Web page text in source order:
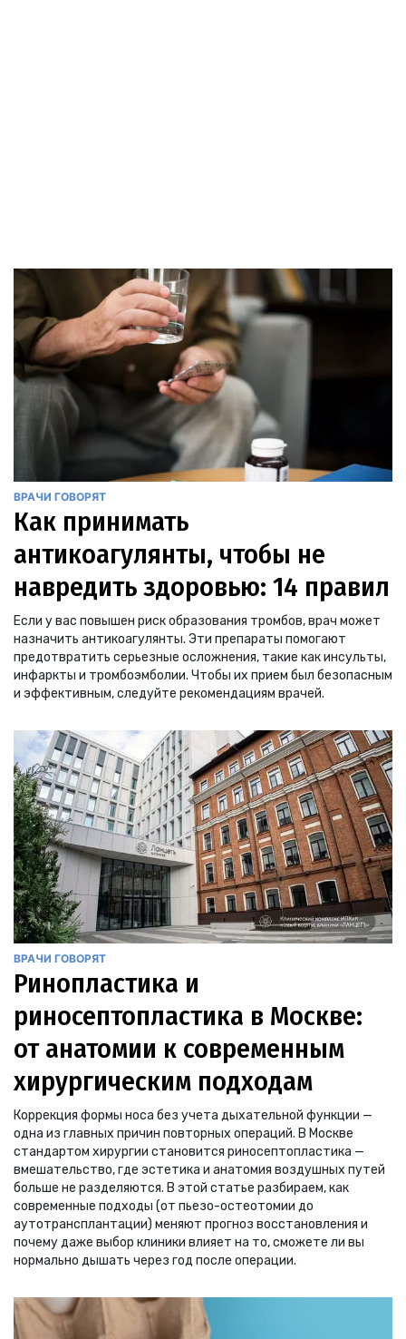
ВРАЧИ ГОВОРЯТ
Как принимать
антикоагулянты, чтобы не
навредить здоровью: 14 правил
Если у вас повышен риск образования тромбов, врач может
назначить антикоагулянты. Эти препараты помогают
предотвратить серьезные осложнения, такие как инсульты,
инфаркты и тромбоэмболии. Чтобы их прием был безопасным
и эффективным, следуйте рекомендациям врачей.
ВРАЧИ ГОВОРЯТ
Ринопластика и
риносептопластика в Москве:
от анатомии к современным
хирургическим подходам
Коррекция формы носа без учета дыхательной функции —
одна из главных причин повторных операций. В Москве
стандартом хирургии становится риносептопластика —
вмешательство, где эстетика и анатомия воздушных путей
больше не разделяются. В этой статье разбираем, как
современные подходы (от пьезо-остеотомии до
аутотрансплантации) меняют прогноз восстановления и
почему даже выбор клиники влияет на то, сможете ли вы
нормально дышать через год после операции.